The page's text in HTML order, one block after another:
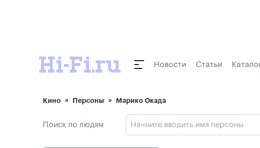
Новости Статьи
Кино Персоны Марико Окада
Поиск по людям